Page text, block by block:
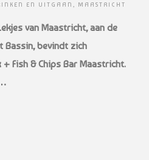
EN UITGAAN , MAASTRICHT
van Maastricht, aan de
Bassin, bevindt zich
Fish & Chips Bar Maastricht.